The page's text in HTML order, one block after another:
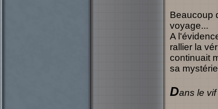
Beaucoup
voyage...
A
rallier la
continuait
sa
Dans le